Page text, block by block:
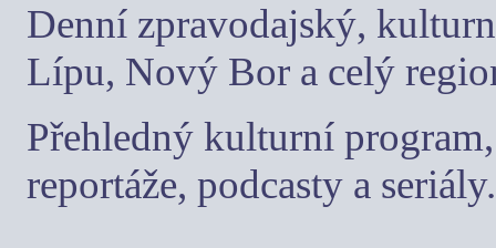
Denní zpravodajský,
Lípu, Nový Bor a celý
Přehledný kulturní
reportáže, podcasty a seriály.